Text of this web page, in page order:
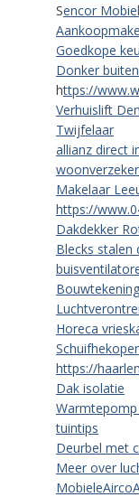
Sencor
Goedkope
Donker
https://
Verhuislift
Twijfelaar
allianz direct
Makelaar
https://
Dakdekker
Blecks stalen
Bouwtekening
Horeca
https://
Dak isolatie
tuintips
Deurbel met
Meer over